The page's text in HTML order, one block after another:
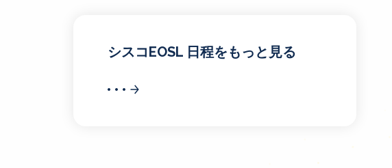
シスコEOSL 日程をもっと見る